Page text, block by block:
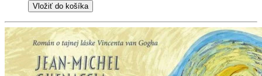
Vložiť do košíka